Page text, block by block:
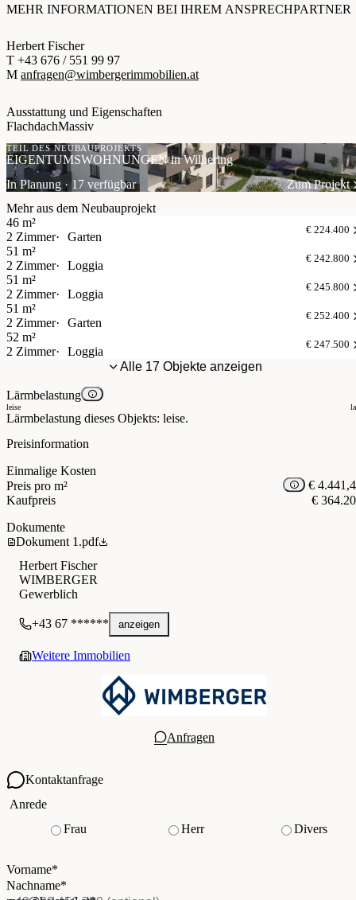
MEHR INFORMATIONEN BEI IHREM ANSPRECHPARTNER
Herbert Fischer
T +43 676 / 551 99 97
M anfragen@wimbergerimmobilien.at
Ausstattung und Eigenschaften
FlachdachMassiv
TEIL DES NEUBAUPROJEKTS
EIGENTUMSWOHNUNGEN in Wilhering
In Planung · 17 verfügbar
Zum Projekt
Mehr aus dem Neubauprojekt
46 m²
2 Zimmer
Garten
€ 224.400
51 m²
2 Zimmer
Loggia
€ 242.800
51 m²
2 Zimmer
Loggia
€ 245.800
51 m²
2 Zimmer
Garten
€ 252.400
52 m²
2 Zimmer
Loggia
€ 247.500
Alle 17 Objekte anzeigen
Lärmbelastung
leise
Lärmbelastung dieses Objekts: leise.
Preisinformation
Einmalige Kosten
Preis pro m²
€
Kaufpreis
€
Dokumente
Dokument 1.pdf
Herbert Fischer
WIMBERGER
Gewerblich
+43 67 ****** anzeigen
Weitere Immobilien
Anfragen
Kontaktanfrage
Ihre Kontaktdaten
Anrede
Frau
Herr
Divers
Vorname*
Nachname
Nachname*
E-Mail*(Pflichtfeld)